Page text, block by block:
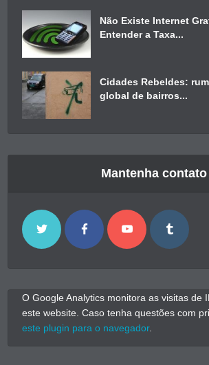
Não Existe Internet
Entender a Taxa...
Cidades Rebeldes:
global de bairros...
Mantenha contato
O Google Analytics monitora as visitas de
este website. Caso tenha questões com
este plugin para o navegador.